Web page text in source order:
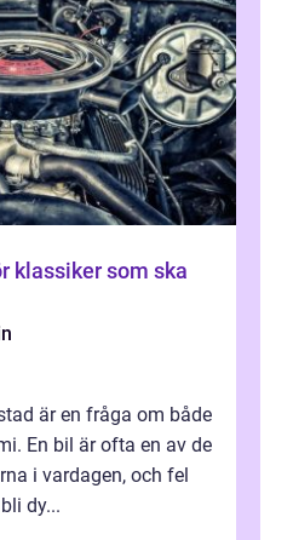
klassiker som ska
är en fråga om både
En bil är ofta en av de
i vardagen, och fel
dy...